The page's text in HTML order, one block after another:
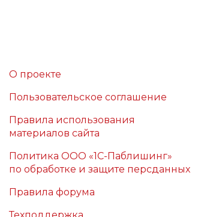
О проекте
Пользовательское соглашение
Правила использования
материалов сайта
Политика ООО «1С-Паблишинг»
по обработке и защите персданных
Правила форума